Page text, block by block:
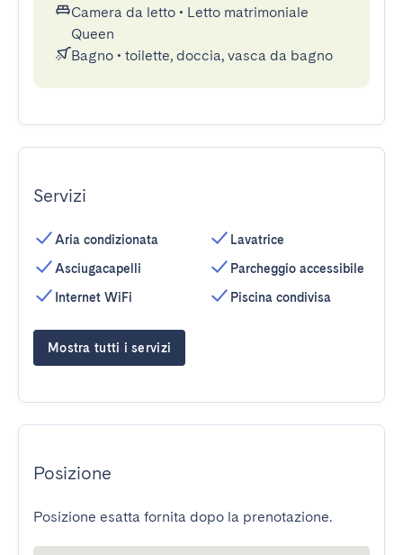
Camera da letto • Letto matrimoniale
Queen
Bagno • toilette, doccia, vasca da bagno
Servizi
Aria condizionata
Asciugacapelli
Internet WiFi
Lavatrice
Parcheggio accessibile
Piscina condivisa
Mostra tutti i servizi
Posizione
Posizione esatta fornita dopo la prenotazione.